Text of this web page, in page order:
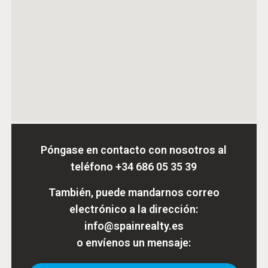
Póngase en contacto con nosotros al
teléfono+34 686 05 35 39
También, puede mandarnos correo
electrónico a la dirección:
info@spainrealty.es
o envíenos un mensaje: